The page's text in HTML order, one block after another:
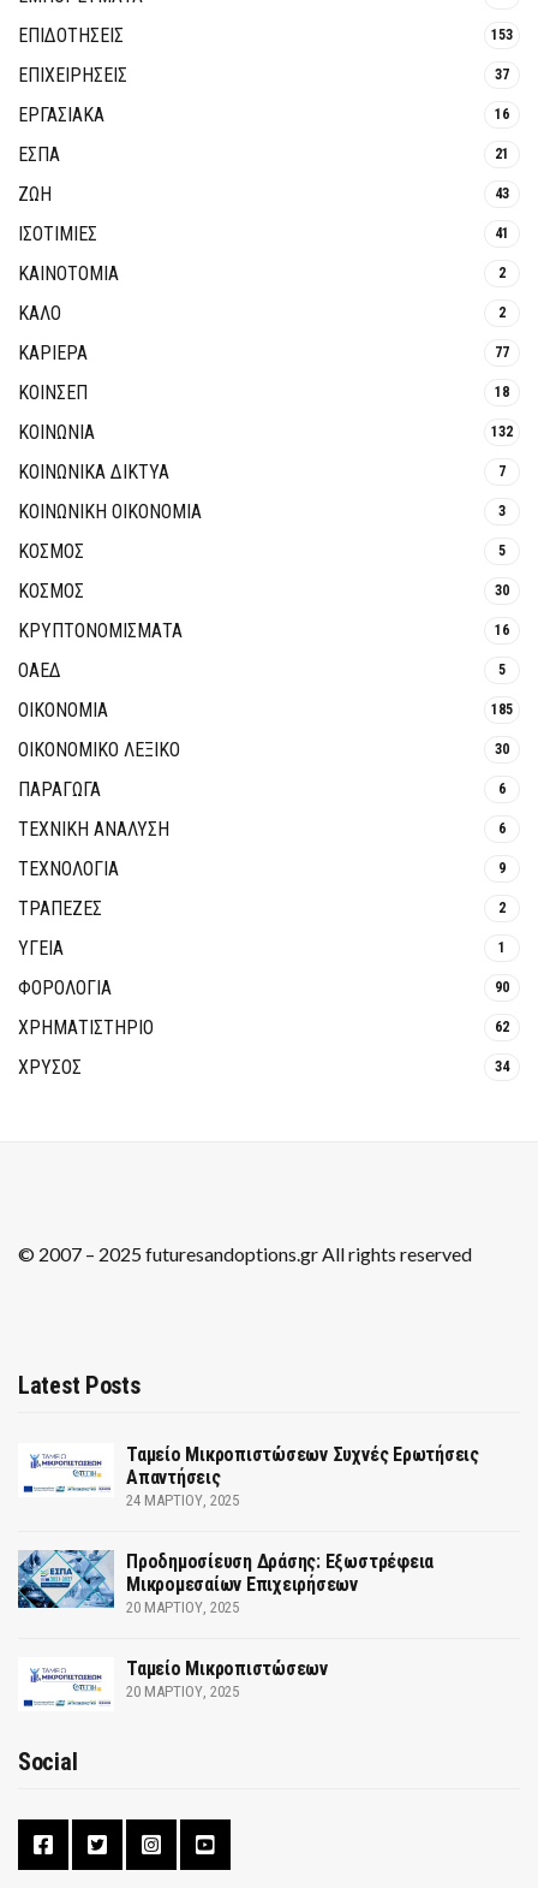
ΕΠΙΔΟΤΗΣΕΙΣ 153
ΕΠΙΧΕΙΡΗΣΕΙΣ 37
ΕΡΓΑΣΙΑΚΑ 16
ΕΣΠΑ 21
ΖΩΗ 43
ΙΣΟΤΙΜΙΕΣ 41
ΚΑΙΝΟΤΟΜΊΑ 2
ΚΑΛΟ 2
ΚΑΡΙΕΡΑ 77
ΚΟΙΝΣΕΠ 18
ΚΟΙΝΩΝΙΑ 132
ΚΟΙΝΩΝΙΚΆ ΔΊΚΤΥΑ 7
ΚΟΙΝΩΝΙΚΉ ΟΙΚΟΝΟΜΊΑ 3
ΚΟΣΜΟΣ 5
ΚΟΣΜΟΣ 30
ΚΡΥΠΤΟΝΟΜΊΣΜΑΤΑ 16
ΟΑΕΔ 5
ΟΙΚΟΝΟΜΙΑ 185
ΟΙΚΟΝΟΜΙΚΟ ΛΕΞΙΚΟ 30
ΠΑΡΑΓΩΓΑ 6
ΤΕΧΝΙΚΗ ΑΝΑΛΥΣΗ 6
ΤΕΧΝΟΛΟΓΙΑ 9
ΤΡΆΠΕΖΕΣ 2
ΥΓΕΙΑ 1
ΦΟΡΟΛΟΓΙΑ 90
ΧΡΗΜΑΤΙΣΤΗΡΙΟ 62
ΧΡΥΣΟΣ 34
© 2007 – 2025 futuresandoptions.gr All rights reserved
Latest Posts
Ταμείο Μικροπιστώσεων Συχνές Ερωτήσεις
Απαντήσεις
24 ΜΑΡΤΊΟΥ, 2025
Προδημοσίευση Δράσης: Εξωστρέφεια
Μικρομεσαίων Επιχειρήσεων
20 ΜΑΡΤΊΟΥ, 2025
Ταμείο Μικροπιστώσεων
20 ΜΑΡΤΊΟΥ, 2025
Social